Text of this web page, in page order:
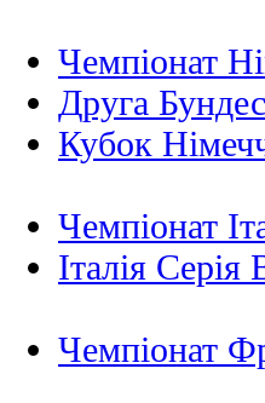
Чемпіонат
Друга
Кубок
Чемпіонат
Італія Серія
Чемпіонат